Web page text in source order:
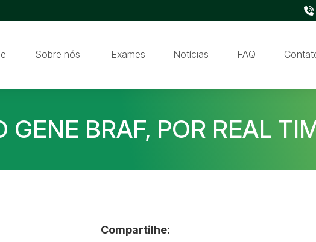
Sobre nós Exames Notícias FAQ
GENE BRAF, POR REAL
Compartilhe: